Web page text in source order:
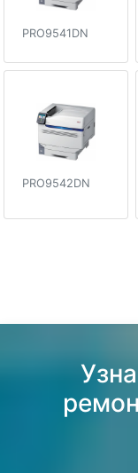
PRO9541DN
PRO9542DN